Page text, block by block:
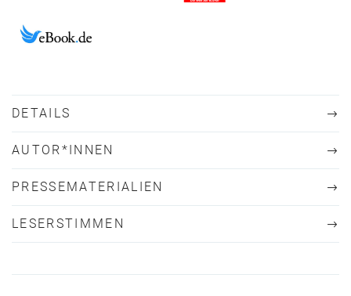
DETAILS
AUTOR*INNEN
PRESSEMATERIALIEN
LESERSTIMMEN